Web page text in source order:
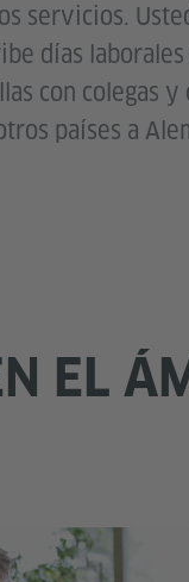
servicios.
días
con colegas
países a
EL